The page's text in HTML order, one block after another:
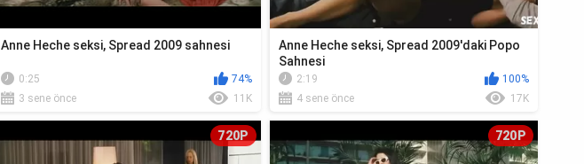
Anne Heche seksi, Spread 2009 sahnesi
0:25
74%
3 sene önce
11K
Anne Heche seksi, Spread 2009'daki Popo
Sahnesi
2:19
100%
4 sene önce
17K
720P 720P